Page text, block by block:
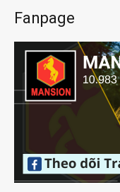
Fanpage